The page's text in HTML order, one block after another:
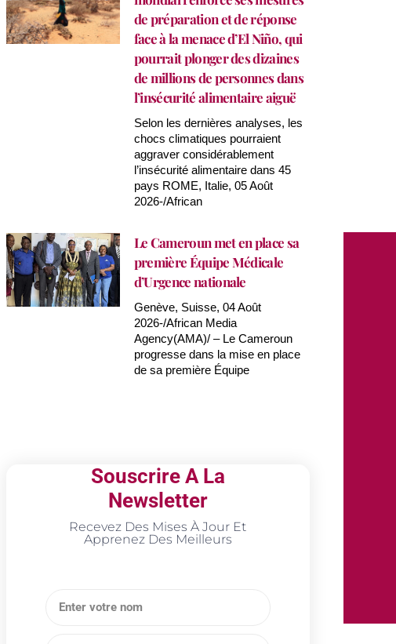
de préparation et de réponse
face à la menace d’El Niño, qui
pourrait plonger des dizaines
de millions de personnes dans
l’insécurité alimentaire aiguë
Selon les dernières analyses, les
chocs climatiques pourraient
aggraver considérablement
l’insécurité alimentaire dans 45
pays ROME, Italie, 05 Août
2026-/African
Le Cameroun met en place sa
première Équipe Médicale
d’Urgence nationale
Genève, Suisse, 04 Août
2026-/African Media
Agency(AMA)/ – Le Cameroun
progresse dans la mise en place
de sa première Équipe
Souscrire A La
Newsletter
Recevez Des Mises À Jour Et
Apprenez Des Meilleurs